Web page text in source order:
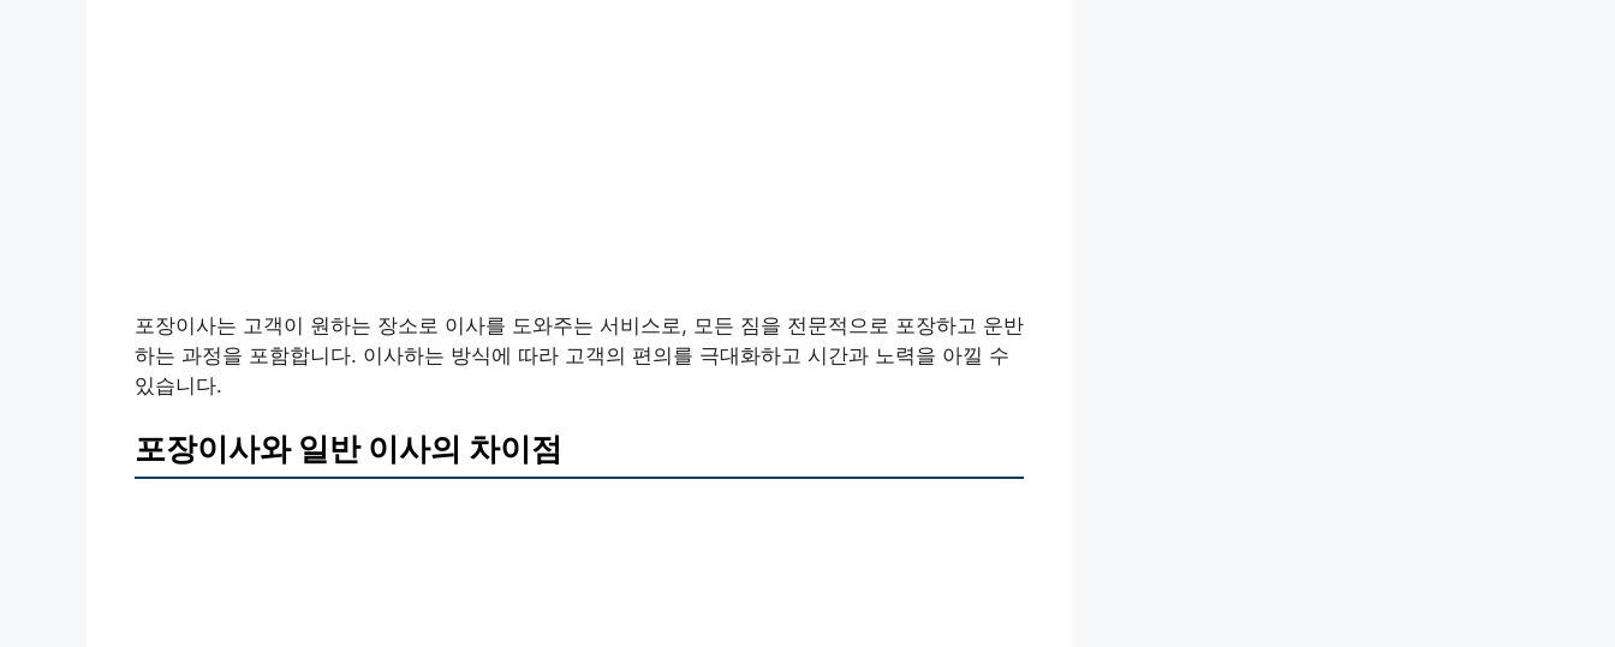
포장이사는 고객이 원하는 장소로 이사를 도와주는 서비스로, 모든 짐을 전문적으로 포장하고 운반
하는 과정을 포함합니다. 이사하는 방식에 따라 고객의 편의를 극대화하고 시간과 노력을 아낄 수
있습니다.
포장이사와 일반 이사의 차이점